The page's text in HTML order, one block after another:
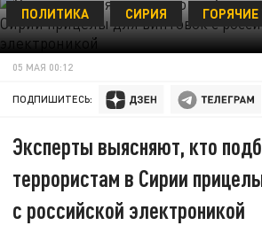
ПОЛИТИКА СИРИЯ ГОРЯЧИЕ
05 МАЯ 00:12
ПОДПИШИТЕСЬ:
Эксперты выясняют, кто
террористам в Сирии
с российской электроникой